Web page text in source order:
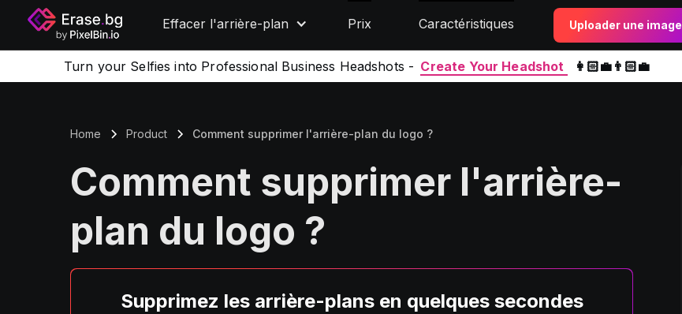
Effacer l'arrière-plan Prix Caractéristiques Uploader une image
Turn your Selfies into Professional Business Headshots - Create Your Headshot 👩🏻‍💼👨🏻‍💼
Home Product Comment supprimer l'arrière-plan du logo ?
Comment supprimer l'arrière-
plan du logo ?
Supprimez les arrière-plans en quelques secondes